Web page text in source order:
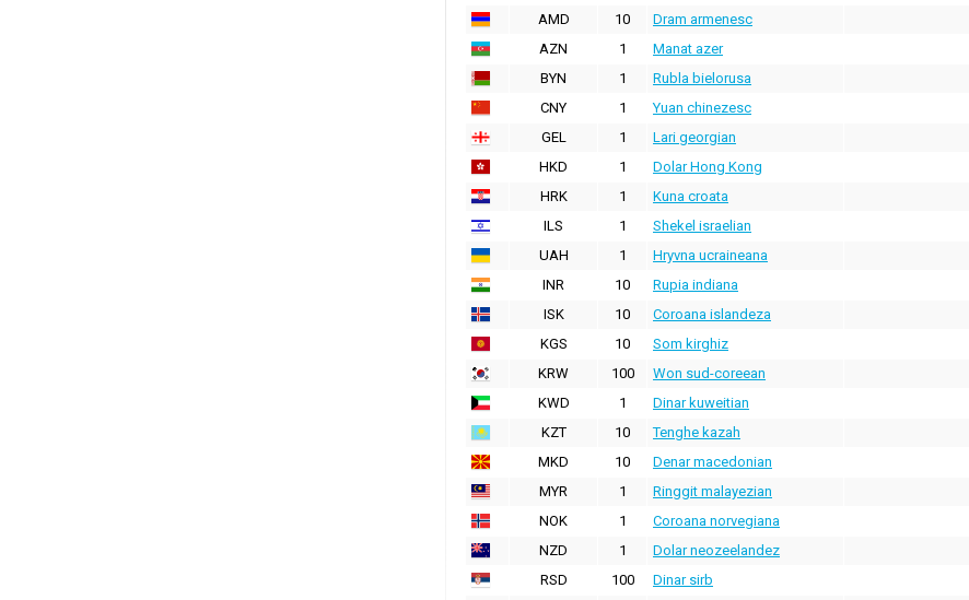
AMD
10 Dram armenesc
AZN
1 Manat azer
BYN
1 Rubla bielorusa
CNY
1 Yuan chinezesc
GEL
1 Lari georgian
HKD
1 Dolar Hong Kong
HRK
1 Kuna croata
ILS
1 Shekel israelian
UAH
1 Hryvna ucraineana
INR
10 Rupia indiana
ISK
10 Coroana islandeza
KGS
10 Som kirghiz
KRW
100 Won sud-coreean
KWD
1 Dinar kuweitian
KZT
10 Tenghe kazah
MKD
10 Denar macedonian
MYR
1 Ringgit malayezian
NOK
1 Coroana norvegiana
NZD
1 Dolar neozeelandez
RSD
100 Dinar sirb